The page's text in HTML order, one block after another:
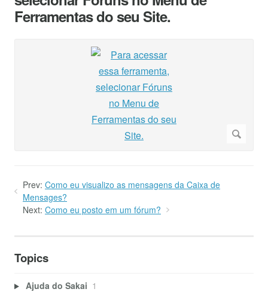
Ferramentas do seu Site.
Prev: Como eu visualizo as mensagens da Caixa de
Mensages?
Next: Como eu posto em um fórum?
Topics
Ajuda do Sakai 1